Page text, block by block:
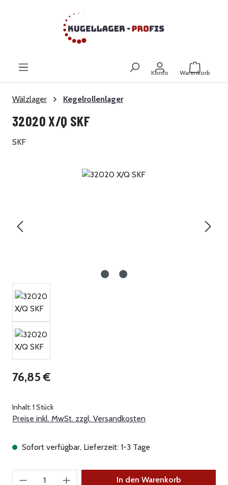
Zum Hauptinhalt springen
Konto Warenkorb
Wälzlager Kegelrollenlager
32020 X/Q SKF
SKF
Bildergalerie überspringen
Regulärer Preis:
76,85 €
Inhalt: 1 Stück
Preise inkl. MwSt. zzgl. Versandkosten
Sofort verfügbar, Lieferzeit: 1-3 Tage
Produkt Anzahl: Gib den gewünschten Wert
In den Warenkorb